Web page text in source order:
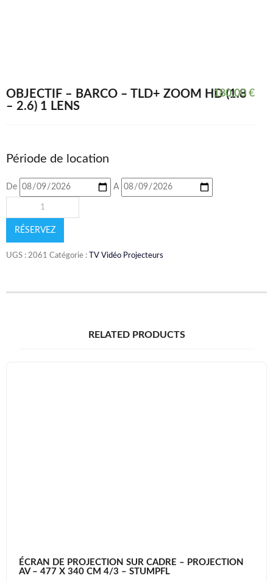
OBJECTIF – BARCO – TLD+ ZOOM HD (1.8
– 2.6) 1 LENS
180,00 €
Période de location
De A
RÉSERVEZ
UGS : 2061 Catégorie : TV Vidéo Projecteurs
RELATED PRODUCTS
ÉCRAN DE PROJECTION SUR CADRE – PROJECTION
AV – 477 X 340 CM 4/3 – STUMPFL